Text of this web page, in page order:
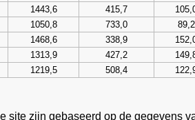
1443,6 415,7
1050,8 733,0 89,2
1468,6 338,9
1313,9 427,2
1219,5 508,4
site zijn gebaseerd op de gegevens